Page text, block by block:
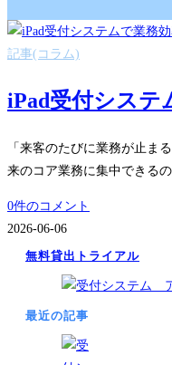
記事(コラム)
iPad受付システ
「来客のたびに業務が止ま
来のコア業務に集中できる
0件のコメント
2026-06-06
無料貸出トライアル
最近の記事